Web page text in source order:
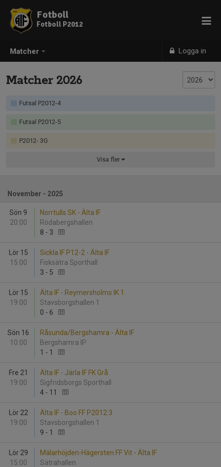
Matcher Logga in
Fotboll
Fotboll P2012
Matcher 2026
Futsal P2012-4
Futsal P2012-5
P2012- 3G
Visa fler
November - 2025
Sön 9
20:00
Norrtulls SK - Älta IF
Rödabergshallen
8 - 3
Lör 15
15:00
Sickla IF P12-2 - Älta IF
Fisksätra Sporthall
3 - 5
Lör 15
19:00
Älta IF - Reymersholms IK 1
Stavsborgshallen 1
0 - 6
Sön 16
10:00
Råsunda/Bergshamra - Älta IF
Bergshamra IP
1 - 1
Fre 21
19:00
Älta IF - Järla IF FK Grå
Sigfridsborgs Sporthall
4 - 11
Lör 22
19:00
Älta IF - Boo FF P2012:3
Stavsborgshallen 1
9 - 1
Lör 29
15:00
Mälarhöjden-Hägersten FF Vit - Älta IF
Sätrahallen